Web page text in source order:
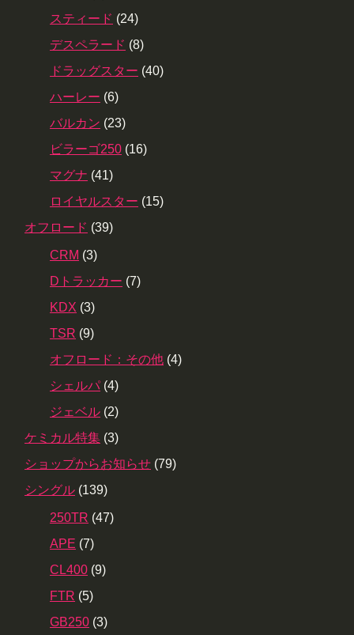
スティード (24)
デスペラード (8)
ドラッグスター (40)
ハーレー (6)
バルカン (23)
ビラーゴ250 (16)
マグナ (41)
ロイヤルスター (15)
オフロード (39)
CRM (3)
Dトラッカー (7)
KDX (3)
TSR (9)
オフロード：その他 (4)
シェルパ (4)
ジェベル (2)
ケミカル特集 (3)
ショップからお知らせ (79)
シングル (139)
250TR (47)
APE (7)
CL400 (9)
FTR (5)
GB250 (3)